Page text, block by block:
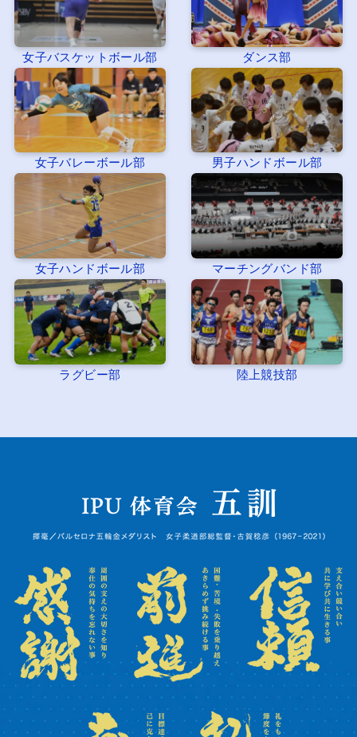
女子バスケットボール部 ダンス部
女子バレーボール部 男子ハンドボール部
女子ハンドボール部 マーチングバンド部
ラグビー部 陸上競技部